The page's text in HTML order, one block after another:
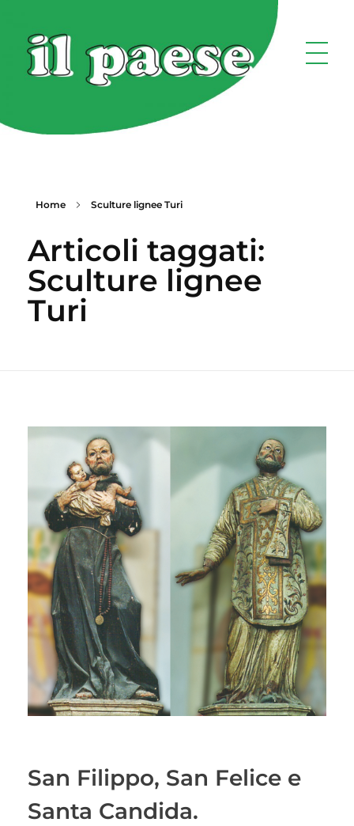
Home Sculture lignee Turi
Articoli taggati:
Sculture lignee
Turi
San Filippo, San Felice e
Santa Candida.